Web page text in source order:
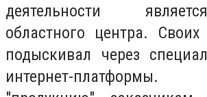
деятельности
областного центра.
подыскивал через
интернет-платформы.